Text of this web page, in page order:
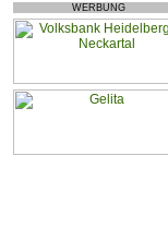
WERBUNG